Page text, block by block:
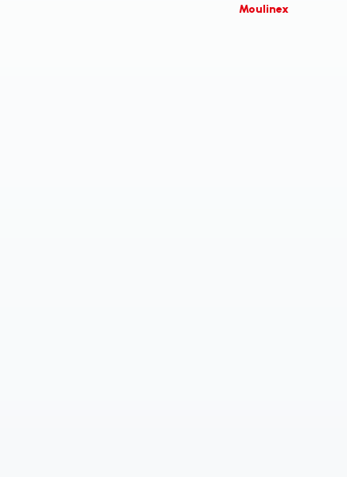
Moulinex